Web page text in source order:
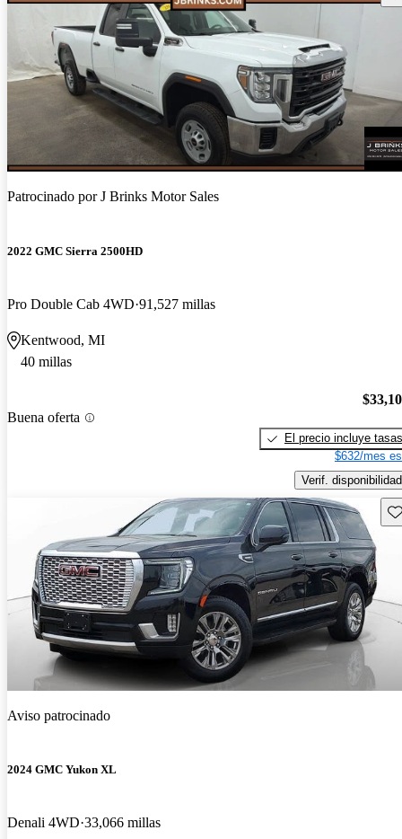
Patrocinado porJ Brinks Motor Sales
2022 GMC Sierra 2500HD
Pro Double Cab 4WD 91,527 millas
Kentwood, MI
40 millas
Buena oferta
El precio incluye tasas
$632/mes
Verif. disponibilidad
Aviso patrocinado
2024 GMC Yukon XL
Denali 4WD 33,066 millas